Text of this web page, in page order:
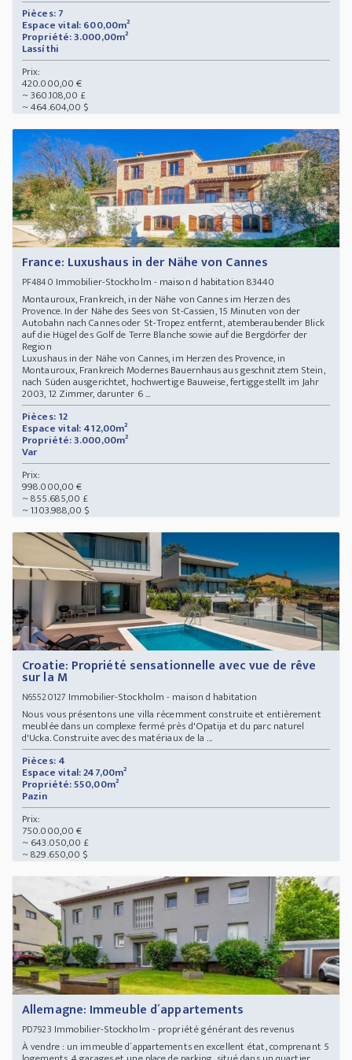
Pièces: 7
Espace vital: 600,00m²
Propriété: 3.000,00m²
Lassíthi
Prix:
420.000,00 €
~ 360.108,00 £
~ 464.604,00 $
France: Luxushaus in der Nähe von Cannes
PF4840 Immobilier-Stockholm - maison d habitation 83440
Montauroux, Frankreich, in der Nähe von Cannes im Herzen des
Provence. In der Nähe des Sees von St-Cassien, 15 Minuten von der
Autobahn nach Cannes oder St-Tropez entfernt, atemberaubender Blick
auf die Hügel des Golf de Terre Blanche sowie auf die Bergdörfer der
Region
Luxushaus in der Nähe von Cannes, im Herzen des Provence, in
Montauroux, Frankreich Modernes Bauernhaus aus geschnitztem Stein,
nach Süden ausgerichtet, hochwertige Bauweise, fertiggestellt im Jahr
2003, 12 Zimmer, darunter 6 ...
Pièces: 12
Espace vital: 412,00m²
Propriété: 3.000,00m²
Var
Prix:
998.000,00 €
~ 855.685,00 £
~ 1.103.988,00 $
Croatie: Propriété sensationnelle avec vue de rêve
sur la M
N65520127 Immobilier-Stockholm - maison d habitation
Nous vous présentons une villa récemment construite et entièrement
meublée dans un complexe fermé près d'Opatija et du parc naturel
d'Ucka. Construite avec des matériaux de la ...
Pièces: 4
Espace vital: 247,00m²
Propriété: 550,00m²
Pazin
Prix:
750.000,00 €
~ 643.050,00 £
~ 829.650,00 $
Allemagne: Immeuble d´appartements
PD7923 Immobilier-Stockholm - propriété générant des revenus
À vendre : un immeuble d´appartements en excellent état, comprenant 5